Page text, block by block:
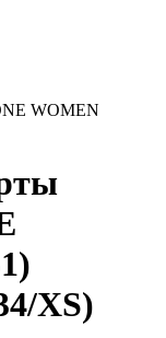
WOMEN
XS)